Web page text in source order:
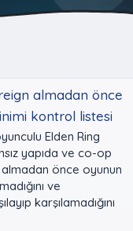
almadan önce
kontrol listesi
Elden Ring
yapıda ve co-op
almadan önce oyunun
ve
karşılamadığını